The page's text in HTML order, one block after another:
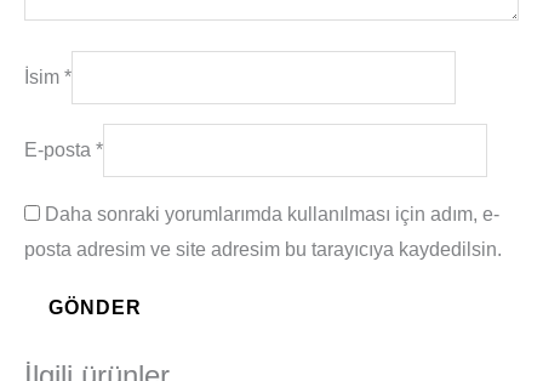
İsim *
E-posta *
Daha sonraki yorumlarımda kullanılması için adım, e-
posta adresim ve site adresim bu tarayıcıya kaydedilsin.